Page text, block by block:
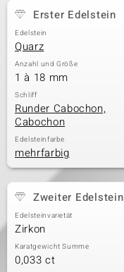
Erster Edelstein
Edelstein
Quarz
Anzahl und Größe
1 à 18 mm
Schliff
Runder Cabochon,
Cabochon
Edelsteinfarbe
mehrfarbig
Zweiter Edelstein
Edelsteinvarietät
Zirkon
Karatgewicht Summe
0,033 ct